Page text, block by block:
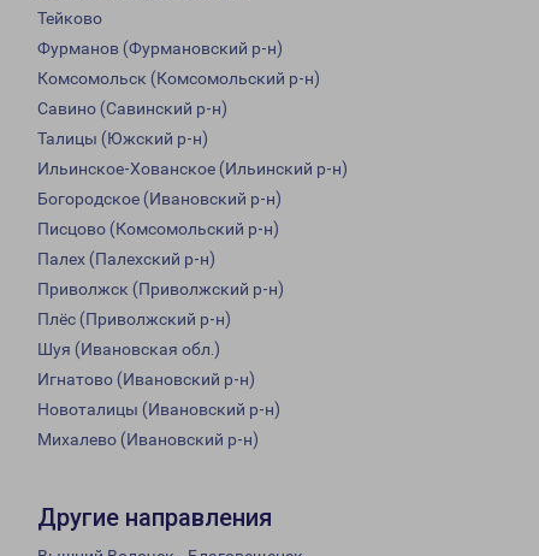
Тейково
Фурманов (Фурмановский р-н)
Комсомольск (Комсомольский р-н)
Савино (Савинский р-н)
Талицы (Южский р-н)
Ильинское-Хованское (Ильинский р-н)
Богородское (Ивановский р-н)
Писцово (Комсомольский р-н)
Палех (Палехский р-н)
Приволжск (Приволжский р-н)
Плёс (Приволжский р-н)
Шуя (Ивановская обл.)
Игнатово (Ивановский р-н)
Новоталицы (Ивановский р-н)
Михалево (Ивановский р-н)
Другие направления